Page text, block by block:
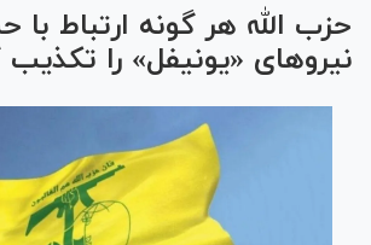
حزب الله هر گونه ارتباط با
نیروهای «یونیفل» را تکذیب